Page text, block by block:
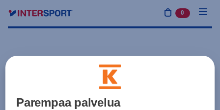
0 tuotetta
Parempaa palvelua